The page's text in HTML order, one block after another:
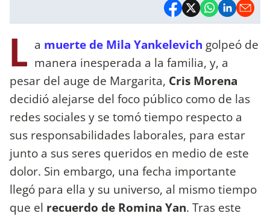
L a muerte de Mila Yankelevich golpeó de
manera inesperada a la familia, y, a
pesar del auge de Margarita, Cris Morena
decidió alejarse del foco público como de las
redes sociales y se tomó tiempo respecto a
sus responsabilidades laborales, para estar
junto a sus seres queridos en medio de este
dolor. Sin embargo, una fecha importante
llegó para ella y su universo, al mismo tiempo
que el recuerdo de Romina Yan. Tras este